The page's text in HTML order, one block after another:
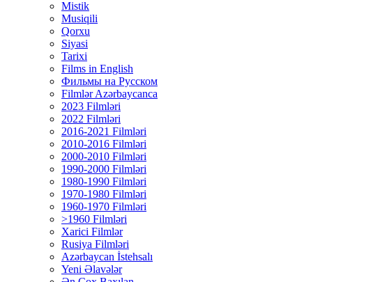
Mistik
Musiqili
Qorxu
Siyasi
Tarixi
Films in English
Фильмы на Русском
Filmlər Azərbaycanca
2023 Filmləri
2022 Filmləri
2016-2021 Filmləri
2010-2016 Filmləri
2000-2010 Filmləri
1990-2000 Filmləri
1980-1990 Filmləri
1970-1980 Filmləri
1960-1970 Filmləri
>1960 Filmləri
Xarici Filmlər
Rusiya Filmləri
Azərbaycan İstehsalı
Yeni Əlavələr